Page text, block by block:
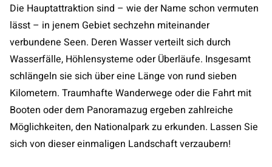
Die Hauptattraktion sind – wie der Name schon vermuten
lässt – in jenem Gebiet sechzehn miteinander
verbundene Seen. Deren Wasser verteilt sich durch
Wasserfälle, Höhlensysteme oder Überläufe. Insgesamt
schlängeln sie sich über eine Länge von rund sieben
Kilometern. Traumhafte Wanderwege oder die Fahrt mit
Booten oder dem Panoramazug ergeben zahlreiche
Möglichkeiten, den Nationalpark zu erkunden. Lassen Sie
sich von dieser einmaligen Landschaft verzaubern!